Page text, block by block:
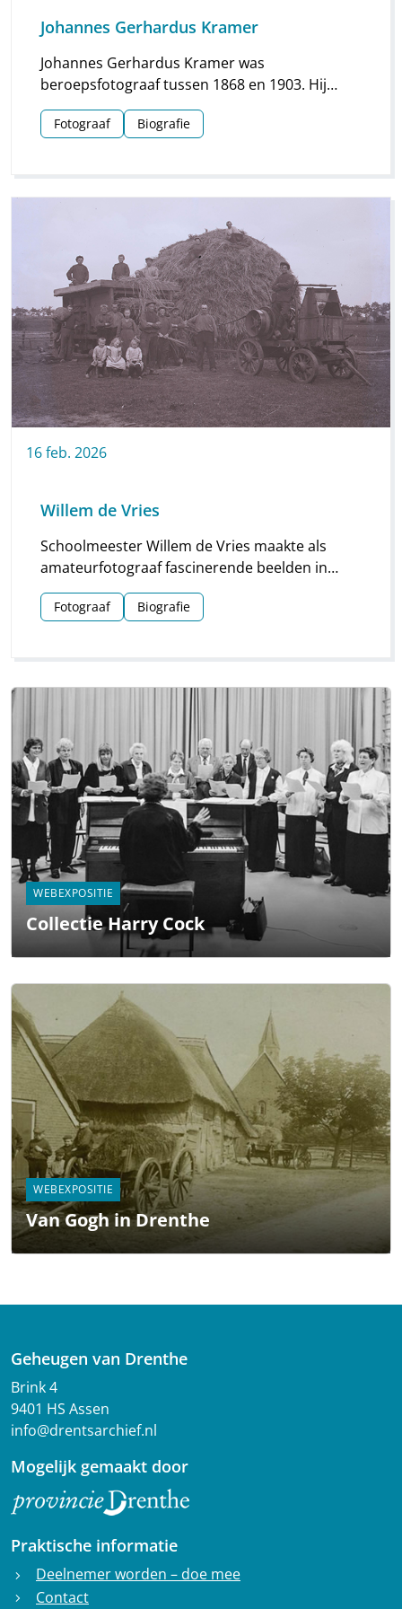
Johannes Gerhardus Kramer
Johannes Gerhardus Kramer was
beroepsfotograaf tussen 1868 en 1903. Hij
maakte vooral foto’s in Groningen, maar hij
streek ook meermaals neer in Drenthe. Vooral
Fotograaf Biografie
16feb. 2026
Willem de Vries
Schoolmeester Willem de Vries maakte als
amateurfotograaf fascinerende beelden in
Linde en omgeving. Groepsfoto’s van
schoolkinderen, portretten en beelden van
Fotograaf Biografie
WEBEXPOSITIE
Collectie Harry Cock
WEBEXPOSITIE
Van Gogh in Drenthe
Geheugen van Drenthe
Brink 4
9401 HS Assen
info@drentsarchief.nl
Mogelijk gemaakt door
Praktische informatie
chevron_right Deelnemer worden – doe mee
chevron_right Contact